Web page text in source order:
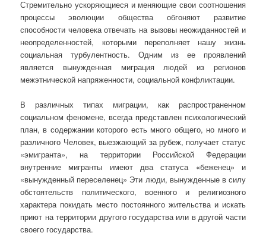
Стремительно ускоряющиеся и меняющие свои соотношения
процессы эволюции общества обгоняют развитие
способности человека отвечать на вызовы неожиданностей и
неопределенностей, которыми переполняет нашу жизнь
социальная турбулентность. Одним из ее проявлений
является вынужденная миграция людей из регионов
межэтнической напряженности, социальной конфликтации.
В различных типах миграции, как распространенном
социальном феномене, всегда представлен психологический
план, в содержании которого есть много общего, но много и
различного Человек, выезжающий за рубеж, получает статус
«эмигранта», на территории Российской Федерации
внутренние мигранты имеют два статуса «беженец» и
«вынужденный переселенец» Эти люди, вынужденные в силу
обстоятельств политического, военного и религиозного
характера покидать место постоянного жительства и искать
приют на территории другого государства или в другой части
своего государства.